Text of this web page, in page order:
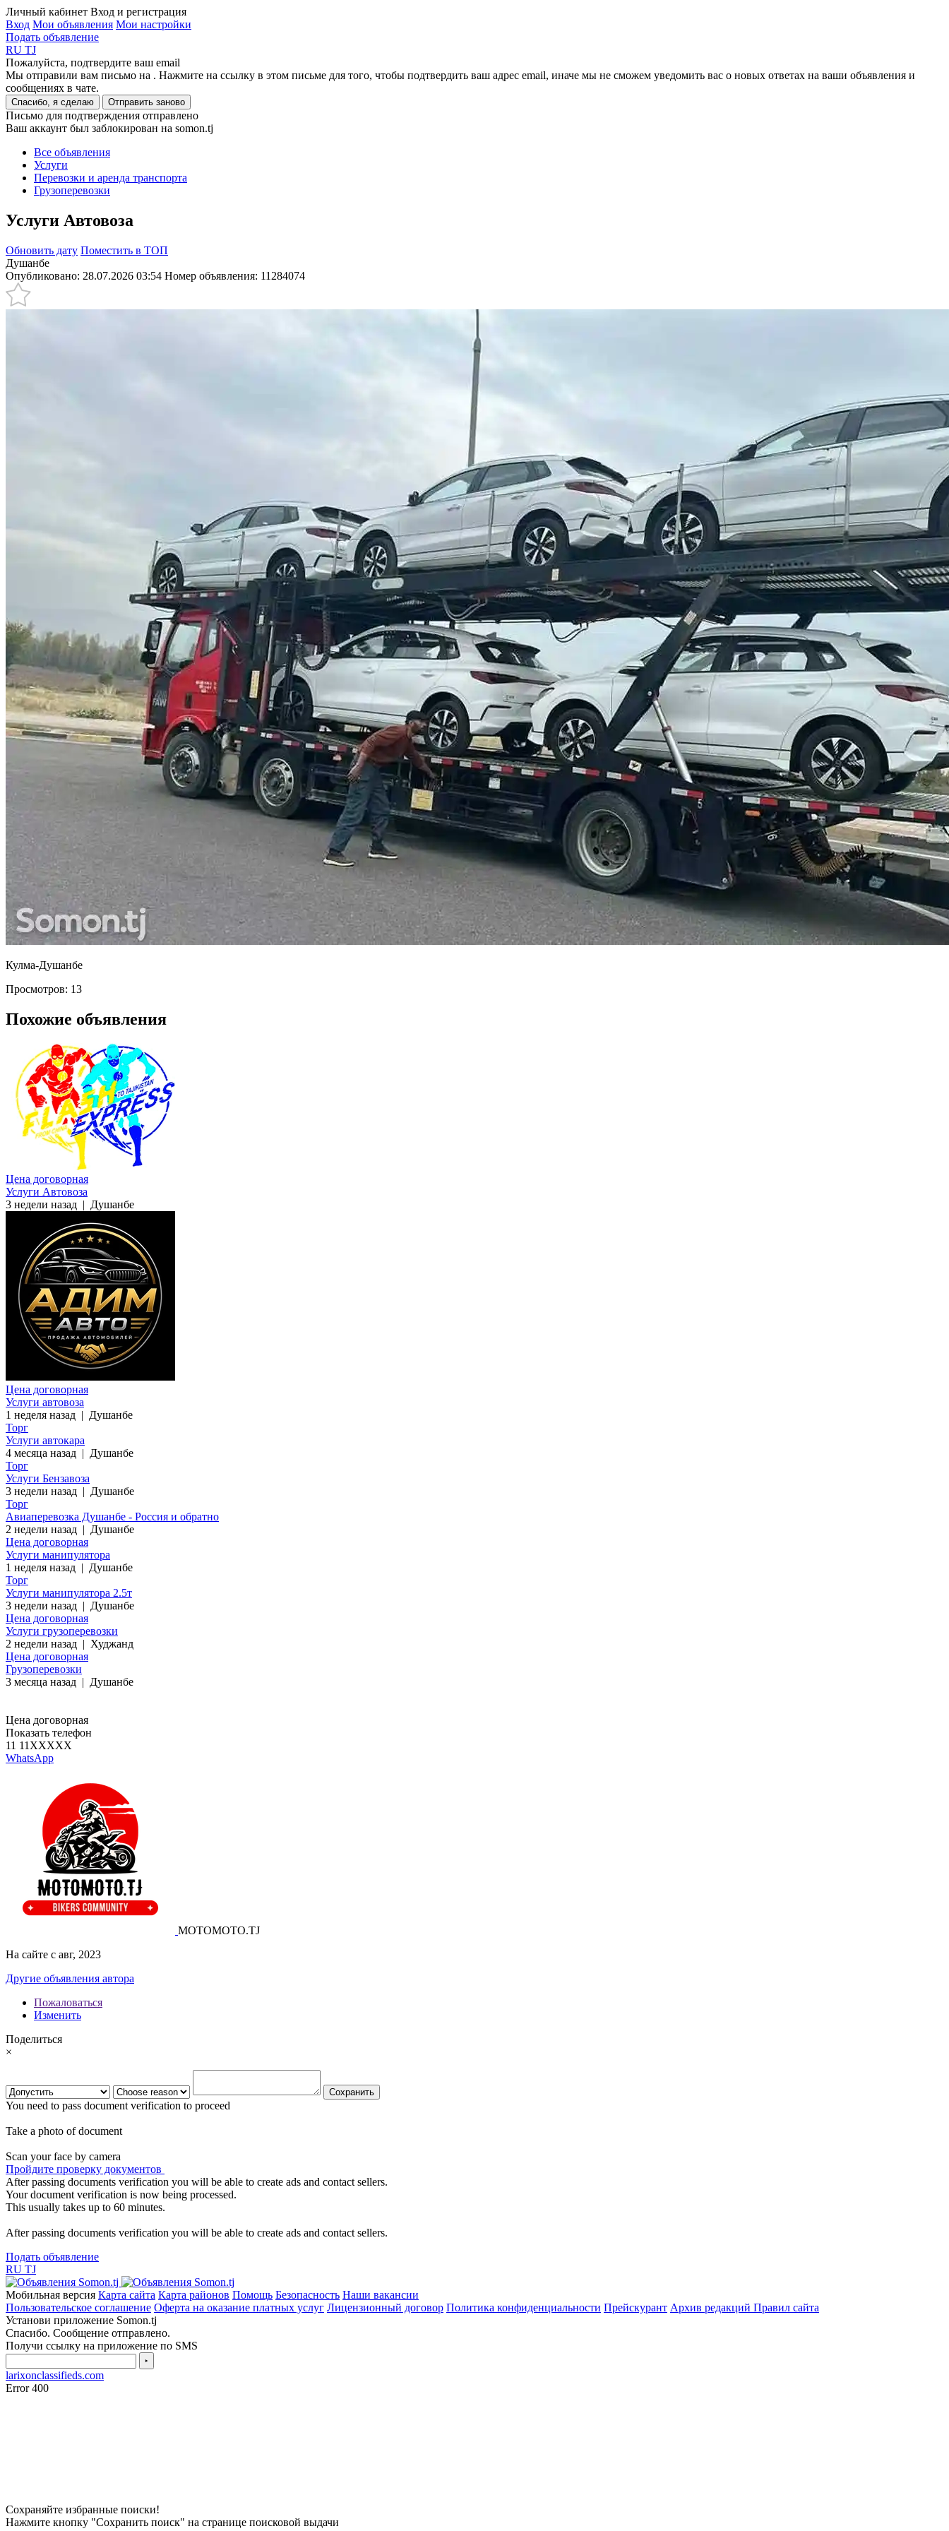
Личный кабинет Вход и регистрация
Вход Мои объявления Мои настройки
Подать объявление
RU TJ
Пожалуйста, подтвердите ваш email
Мы отправили вам письмо на . Нажмите на ссылку в этом письме для того, чтобы подтвердить ваш адрес email, иначе мы не сможем уведомить вас о новых ответах на ваши объявления и
сообщениях в чате.
Спасибо, я сделаю Отправить заново
Письмо для подтверждения отправлено
Ваш аккаунт был заблокирован на somon.tj
Все объявления
Услуги
Перевозки и аренда транспорта
Грузоперевозки
Услуги Автовоза
Обновить дату Поместить в ТОП
Душанбе
Опубликовано: 28.07.2026 03:54 Номер объявления: 11284074
Кулма-Душанбе
Просмотров: 13
Похожие объявления
Цена договорная
Услуги Автовоза
3 недели назад | Душанбе
Цена договорная
Услуги автовоза
1 неделя назад | Душанбе
Торг
Услуги автокара
4 месяца назад | Душанбе
Торг
Услуги Бензавоза
3 недели назад | Душанбе
Торг
Авиаперевозка Душанбе - Россия и обратно
2 недели назад | Душанбе
Цена договорная
Услуги манипулятора
1 неделя назад | Душанбе
Торг
Услуги манипулятора 2.5т
3 недели назад | Душанбе
Цена договорная
Услуги грузоперевозки
2 недели назад | Худжанд
Цена договорная
Грузоперевозки
3 месяца назад | Душанбе
Цена договорная
Показать телефон
11 11 XXXXX
WhatsApp
MOTOMOTO.TJ
На сайте с авг, 2023
Другие объявления автора
Пожаловаться
Изменить
Поделиться
×
You need to pass document verification to proceed
Take a photo of document
Scan your face by camera
Пройдите проверку документов
After passing documents verification you will be able to create ads and contact sellers.
Your document verification is now being processed.
This usually takes up to 60 minutes.
After passing documents verification you will be able to create ads and contact sellers.
Подать объявление
RU TJ
Мобильная версия Карта сайта Карта районов Помощь Безопасность Наши вакансии
Пользовательское соглашение Оферта на оказание платных услуг Лицензионный договор Политика конфиденциальности Прейскурант Архив редакций Правил сайта
Установи приложение Somon.tj
Спасибо. Сообщение отправлено.
Получи ссылку на приложение по SMS
‣
larixonclassifieds.com
Error 400
Сохраняйте избранные поиски!
Нажмите кнопку "Сохранить поиск" на странице поисковой выдачи